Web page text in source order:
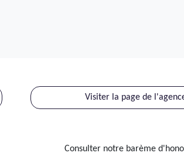
Visiter la page de
Consulter notre barème